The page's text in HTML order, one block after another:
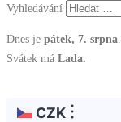
Vyhledávání
Dnes je pátek, 7. srpna.
Svátek má Lada.